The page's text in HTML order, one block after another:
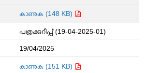
കാണുക (148 KB)
പത്രക്കുറിപ്പ് (19-04-2025-01)
19/04/2025
കാണുക (151 KB)